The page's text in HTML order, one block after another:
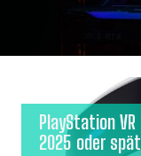
PlayStation
2025 oder